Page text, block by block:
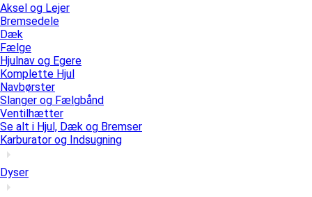
Aksel og Lejer
Bremsedele
Dæk
Fælge
Hjulnav og Egere
Komplette Hjul
Navbørster
Slanger og Fælgbånd
Ventilhætter
Se alt i Hjul, Dæk og Bremser
Karburator og Indsugning
Dyser